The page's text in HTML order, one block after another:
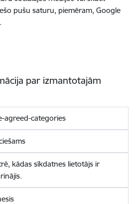
pušu saturu, piemēram, Google
par izmantotajām
agreed-categories
kādas sīkdatnes lietotājs ir